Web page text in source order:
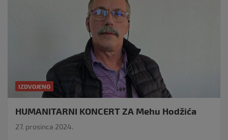
IZDVOJENO
HUMANITARNI KONCERT ZA Mehu Hodžića
27. prosinca 2024.